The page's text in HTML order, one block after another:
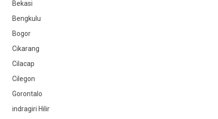
Bekasi
Bengkulu
Bogor
Cikarang
Cilacap
Cilegon
Gorontalo
indragiri Hilir